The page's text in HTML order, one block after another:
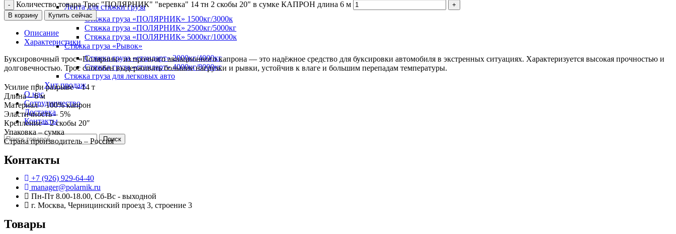
Лента для стяжки груза
Стяжка груза «ПОЛЯРНИК» 1500кг/3000к
Стяжка груза «ПОЛЯРНИК» 2500кг/5000кг
Стяжка груза «ПОЛЯРНИК» 5000кг/10000к
Стяжка груза «Рывок»
Стяжка груза «стандарт» 2000кг/4000кг
Стяжка груза «стандарт» 4000кг/8000кг
Стяжка груза для легковых авто
Хит продаж
О нас
Сотрудничество
Доставка
Контакты
Поиск
Количество товара Трос "ПОЛЯРНИК" "веревка" 14 тн 2 скобы 20" в сумке КАПРОН длина 6 м
В корзину Купить сейчас
Описание
Характеристики
Буксировочный трос «Полярник» из прочного авиационного капрона — это надёжное средство для буксировки автомобиля в экстренных ситуациях. Характеризуется высокая прочностью и
долговечностью. Трос способен выдерживать большие нагрузки и рывки, устойчив к влаге и большим перепадам температуры.
Усилие при разрыве – 14 т
Длина – 6 м
Материал – 100% капрон
Эластичность – 5%
Крепление – 2 скобы 20″
Упаковка – сумка
Страна производитель – Россия
Контакты
+7 (926) 929-64-40
manager@polarnik.ru
Пн-Пт 8.00-18.00, Сб-Вс - выходной
г. Москва, Черницинский проезд 3, строение 3
Товары